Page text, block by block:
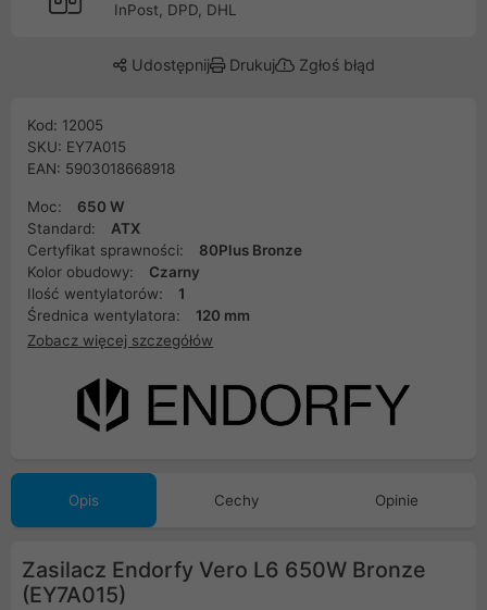
InPost, DPD, DHL
Udostępnij Drukuj Zgłoś błąd
Kod: 12005
SKU: EY7A015
EAN: 5903018668918
Moc:
650 W
Standard:
ATX
Certyfikat sprawności:
80Plus Bronze
Kolor obudowy:
Czarny
Ilość wentylatorów:
1
Średnica wentylatora:
120 mm
Zobacz więcej szczegółów
Opis Cechy Opinie
Zasilacz Endorfy Vero L6 650W Bronze
(EY7A015)